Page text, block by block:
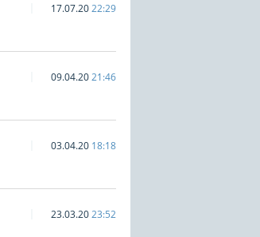
17.07.2022:29
09.04.2021:46
03.04.20 18:18
23.03.2023:52